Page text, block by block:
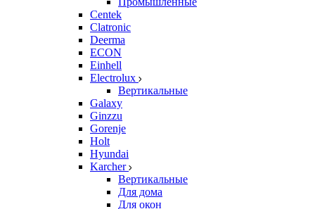
Centek
Clatronic
Deerma
ECON
Einhell
Electrolux
Вертикальные
Galaxy
Ginzzu
Gorenje
Holt
Hyundai
Karcher
Вертикальные
Для дома
Для окон